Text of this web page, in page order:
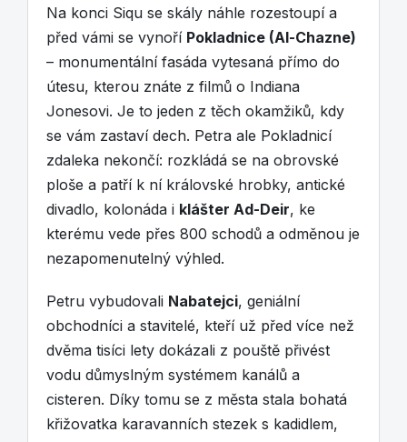
Na konci Siqu se skály náhle rozestoupí a
před vámi se vynoří Pokladnice (Al-Chazne)
– monumentální fasáda vytesaná přímo do
útesu, kterou znáte z filmů o Indiana
Jonesovi. Je to jeden z těch okamžiků, kdy
se vám zastaví dech. Petra ale Pokladnicí
zdaleka nekončí: rozkládá se na obrovské
ploše a patří k ní královské hrobky, antické
divadlo, kolonáda i klášter Ad-Deir, ke
kterému vede přes 800 schodů a odměnou je
nezapomenutelný výhled.
Petru vybudovali Nabatejci, geniální
obchodníci a stavitelé, kteří už před více než
dvěma tisíci lety dokázali z pouště přivést
vodu důmyslným systémem kanálů a
cisteren. Díky tomu se z města stala bohatá
křižovatka karavanních stezek s kadidlem,